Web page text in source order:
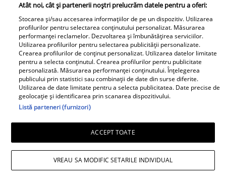
Foto
Noi dezvăluiri despre relația
actuală dintre Andreea Popescu
și Dan Alexa. Relația ei
extraconjugală cu antrenorul a
dus la divorțul de Rareș Cojoc,
însă nimeni nu se aștepta la ce
se întâmplă în prezent
Atât noi, cât și partenerii noștri prelucrăm datele pentru a oferi:
Stocarea și/sau accesarea informațiilor de pe un dispozitiv. Utilizarea
profilurilor pentru selectarea conținutului personalizat. Măsurarea
performanței reclamelor. Dezvoltarea și îmbunătățirea serviciilor.
Utilizarea profilurilor pentru selectarea publicității personalizate.
Crearea profilurilor de conținut personalizat. Utilizarea datelor limitate
pentru a selecta conținutul. Crearea profilurilor pentru publicitate
personalizată. Măsurarea performanței conținutului. Înțelegerea
publicului prin statistici sau combinații de date din surse diferite.
Utilizarea de date limitate pentru a selecta publicitatea. Date precise de
geolocație și identificarea prin scanarea dispozitivului.
Listă parteneri (furnizori)
ACCEPT TOATE
VREAU SA MODIFIC SETARILE INDIVIDUAL